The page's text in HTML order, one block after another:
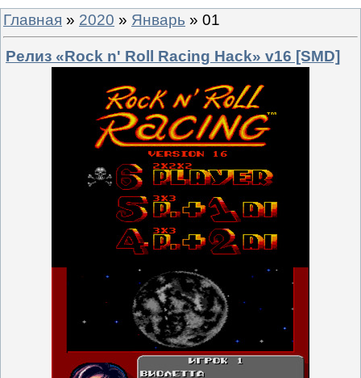
Главная » 2020 » Январь » 01
Релиз «Rock n' Roll Racing Hack» v16 [SMD]